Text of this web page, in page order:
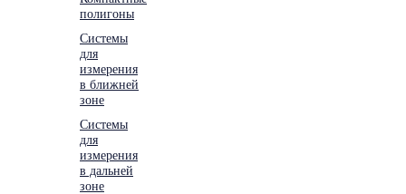
полигоны
Системы
для
измерения
в ближней
зоне
Системы
для
измерения
в дальней
зоне